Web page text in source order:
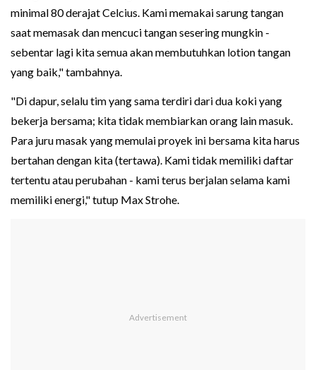
minimal 80 derajat Celcius. Kami memakai sarung tangan
saat memasak dan mencuci tangan sesering mungkin -
sebentar lagi kita semua akan membutuhkan lotion tangan
yang baik," tambahnya.
"Di dapur, selalu tim yang sama terdiri dari dua koki yang
bekerja bersama; kita tidak membiarkan orang lain masuk.
Para juru masak yang memulai proyek ini bersama kita harus
bertahan dengan kita (tertawa). Kami tidak memiliki daftar
tertentu atau perubahan - kami terus berjalan selama kami
memiliki energi," tutup Max Strohe.